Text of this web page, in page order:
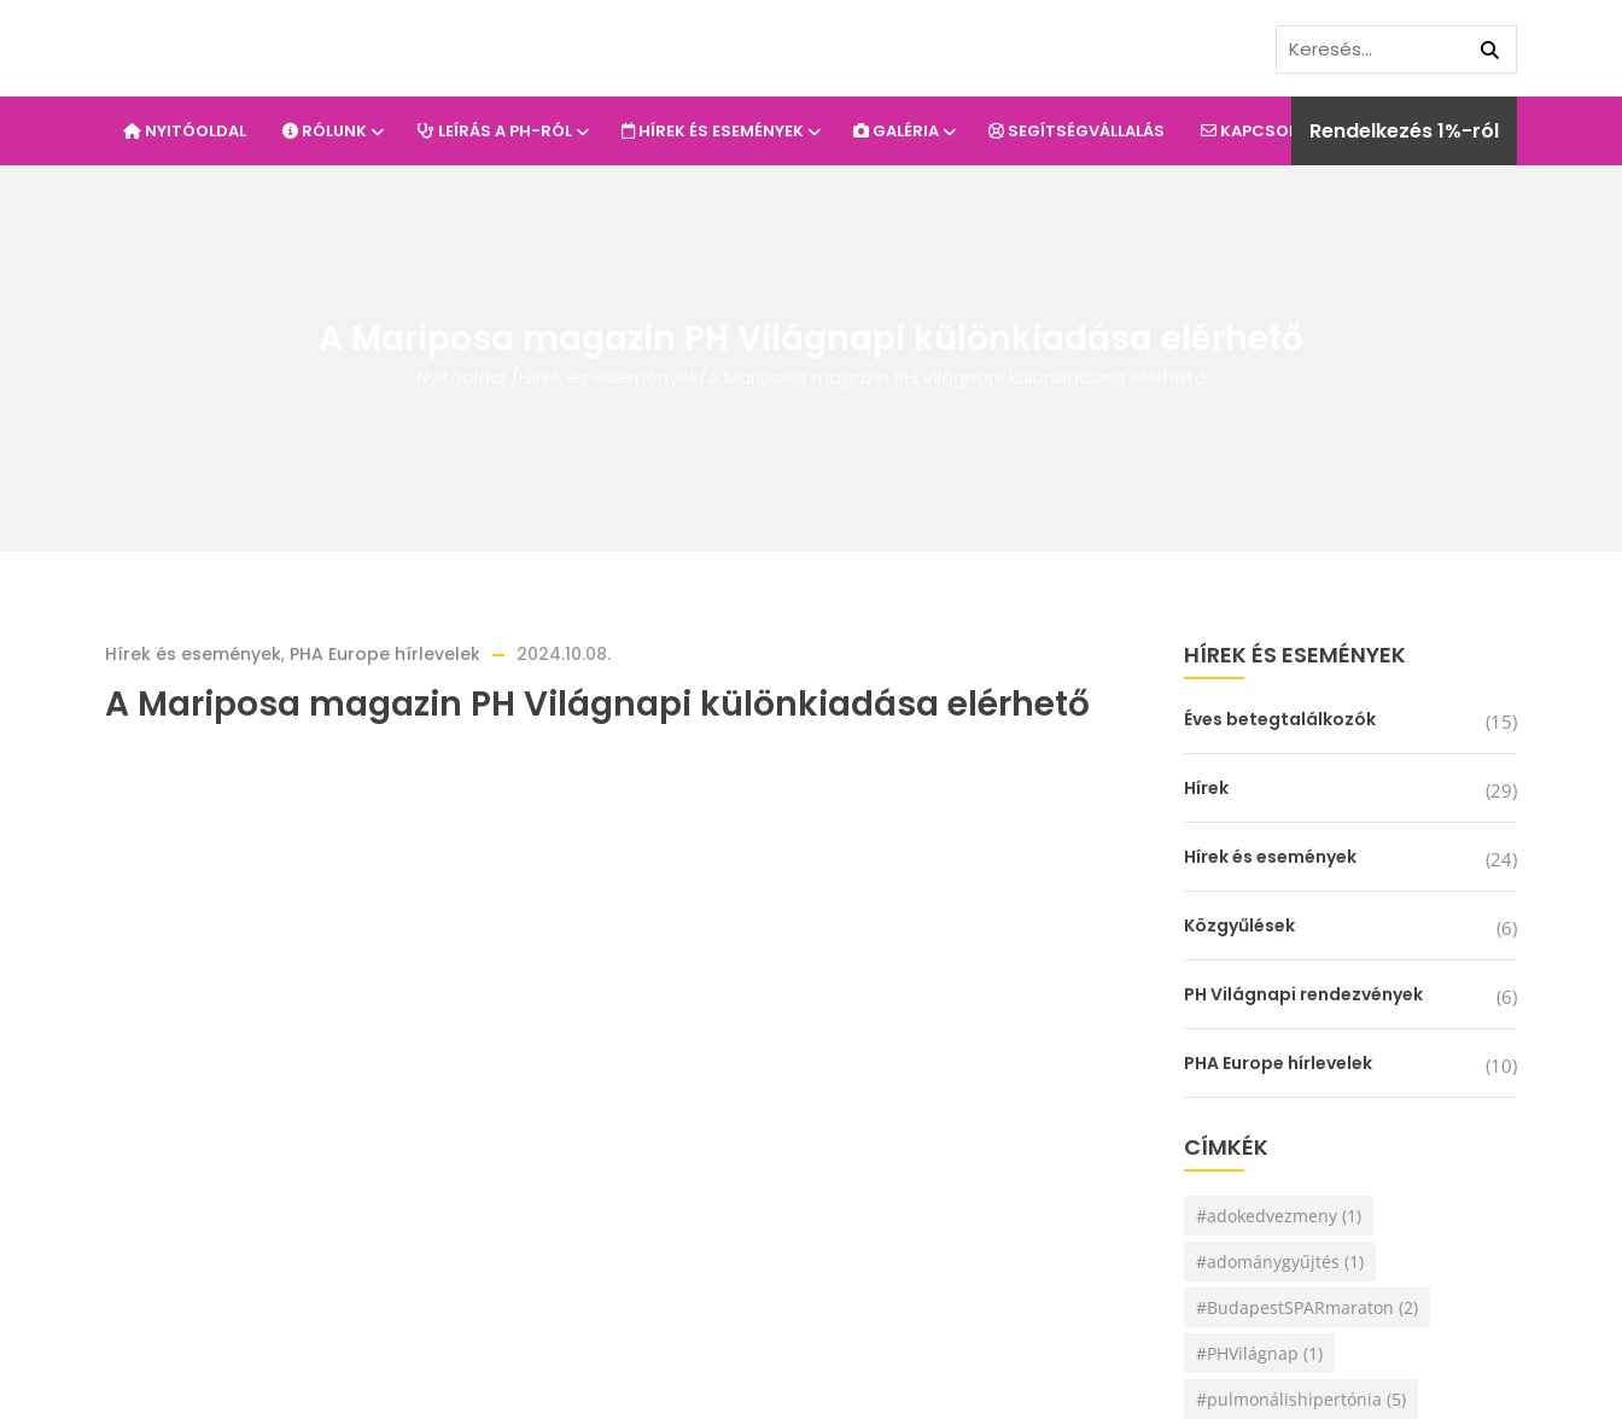
NYITÓOLDAL RÓLUNK LEÍRÁS A PH-RÓL HÍREK ÉS ESEMÉNYEK GALÉRIA SEGÍTSÉGVÁLLALÁS KAPCSOLATRendelkezés 1%-ról
Hírek és események, PHA Europe hírlevelek 2024.10.08.
A Mariposa magazin PH Világnapi különkiadása elérhető
HÍREK ÉS ESEMÉNYEK
Éves betegtalálkozók (15)
Hírek (29)
Hírek és események (24)
Közgyűlések (6)
PH Világnapi rendezvények (6)
PHA Europe hírlevelek (10)
CÍMKÉK
#adokedvezmeny (1)
#adománygyűjtés (1)
#BudapestSPARmaraton (2)
#PHVilágnap (1)
#pulmonálishipertónia (5)